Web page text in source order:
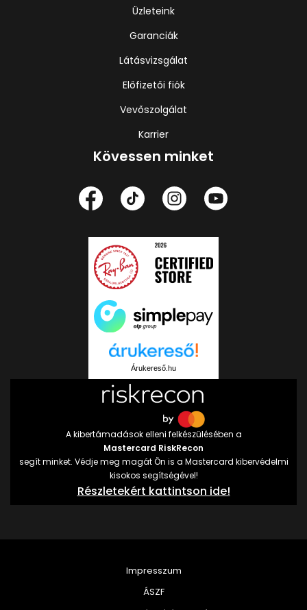
Üzleteink
Garanciák
Látásvizsgálat
Előfizetői fiók
Vevőszolgálat
Karrier
Kövessen minket
Árukereső.hu
A kibertámadások elleni felkészülésében a
Mastercard RiskRecon
segít minket. Védje meg magát Ön is a Mastercard kibervédelmi
kisokos segítségével!
Részletekért kattintson ide!
Impresszum
ÁSZF